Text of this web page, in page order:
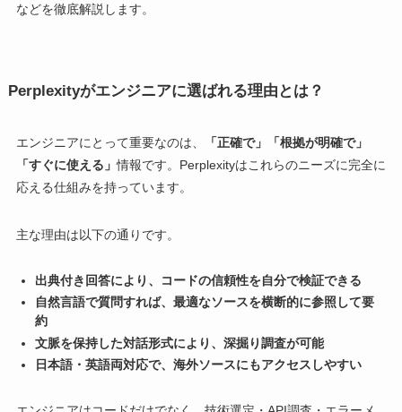
などを徹底解説します。
Perplexityがエンジニアに選ばれる理由とは？
エンジニアにとって重要なのは、
「正確で」「根拠が明確で」
「すぐに使える」情報です。Perplexityはこれらのニーズに完全に
応える仕組みを持っています。
主な理由は以下の通りです。
出典付き回答により、コードの信頼性を自分で検証できる
自然言語で質問すれば、最適なソースを横断的に参照して要
約
文脈を保持した対話形式により、深掘り調査が可能
日本語・英語両対応で、海外ソースにもアクセスしやすい